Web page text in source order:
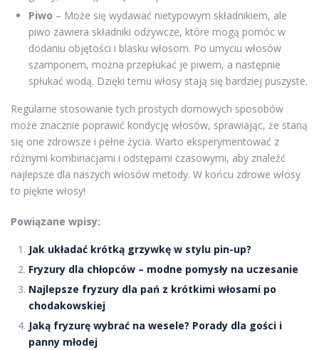
Piwo – Może się wydawać nietypowym składnikiem, ale
piwo zawiera składniki odżywcze, które mogą pomóc w
dodaniu objętości i blasku włosom. Po umyciu włosów
szamponem, można przepłukać je piwem, a następnie
spłukać wodą. Dzięki temu włosy stają się bardziej puszyste.
Regularne stosowanie tych prostych domowych sposobów
może znacznie poprawić kondycję włosów, sprawiając, że staną
się one zdrowsze i pełne życia. Warto eksperymentować z
różnymi kombinacjami i odstępami czasowymi, aby znaleźć
najlepsze dla naszych włosów metody. W końcu zdrowe włosy
to piękne włosy!
Powiązane wpisy:
Jak układać krótką grzywkę w stylu pin-up?
Fryzury dla chłopców – modne pomysły na uczesanie
Najlepsze fryzury dla pań z krótkimi włosami po
chodakowskiej
Jaką fryzurę wybrać na wesele? Porady dla gości i
panny młodej